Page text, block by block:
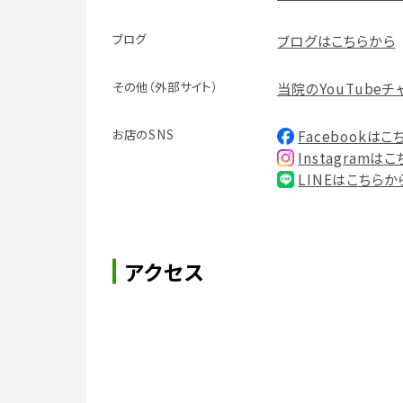
ブログ ブログはこちらから
その他（外部サイト） 当院のYouTubeチ
お店のSNS
Facebookはこ
Instagramはこ
LINEはこちらか
アクセス